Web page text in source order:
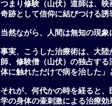
つまり修験（山伏）道師は、映
奇跡として信仰に結びつける誘
当然ながら、人間は無知の現象
事実、こうした治療術は、大
師、 修験僧（山伏） の独占する
体に触れただけで病を治した
それが、何代かの時を経ると
学の身体の壷刺激による治療